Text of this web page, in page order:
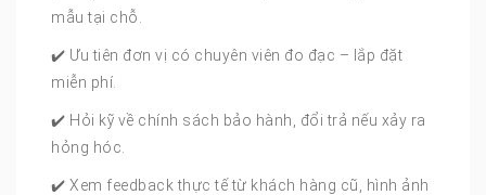
mẫu tại chỗ.
✔️ Ưu tiên đơn vị có chuyên viên đo đạc – lắp đặt
miễn phí.
✔️ Hỏi kỹ về chính sách bảo hành, đổi trả nếu xảy ra
hỏng hóc.
✔️ Xem feedback thực tế từ khách hàng cũ, hình ảnh